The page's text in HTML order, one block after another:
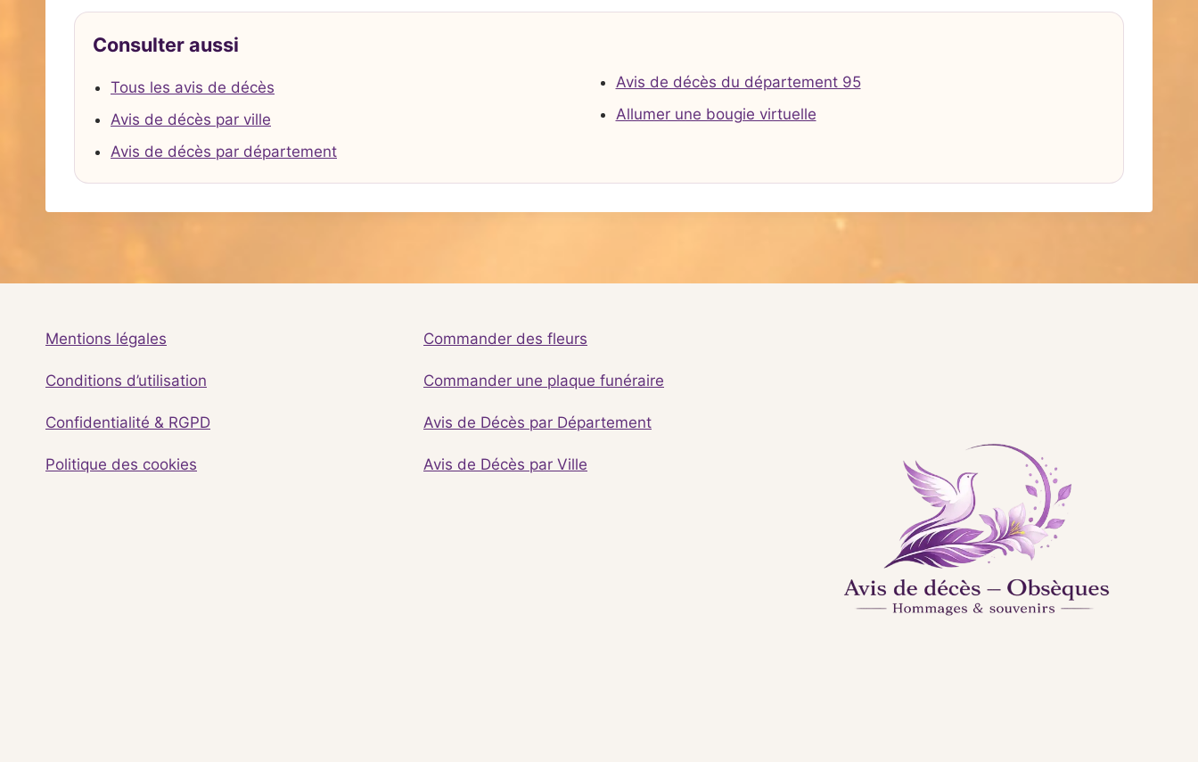
Consulter aussi
Tous les avis de décès
Avis de décès par ville
Avis de décès par département
Avis de décès du département 95
Allumer une bougie virtuelle
Mentions légales
Conditions d’utilisation
Confidentialité & RGPD
Politique des cookies
Commander des fleurs
Commander une plaque funéraire
Avis de Décès par Département
Avis de Décès par Ville